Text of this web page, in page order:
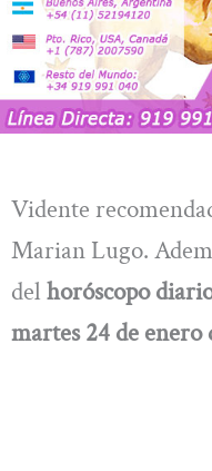
Vidente
Marian Lugo.
del horóscopo
martes 24 de enero